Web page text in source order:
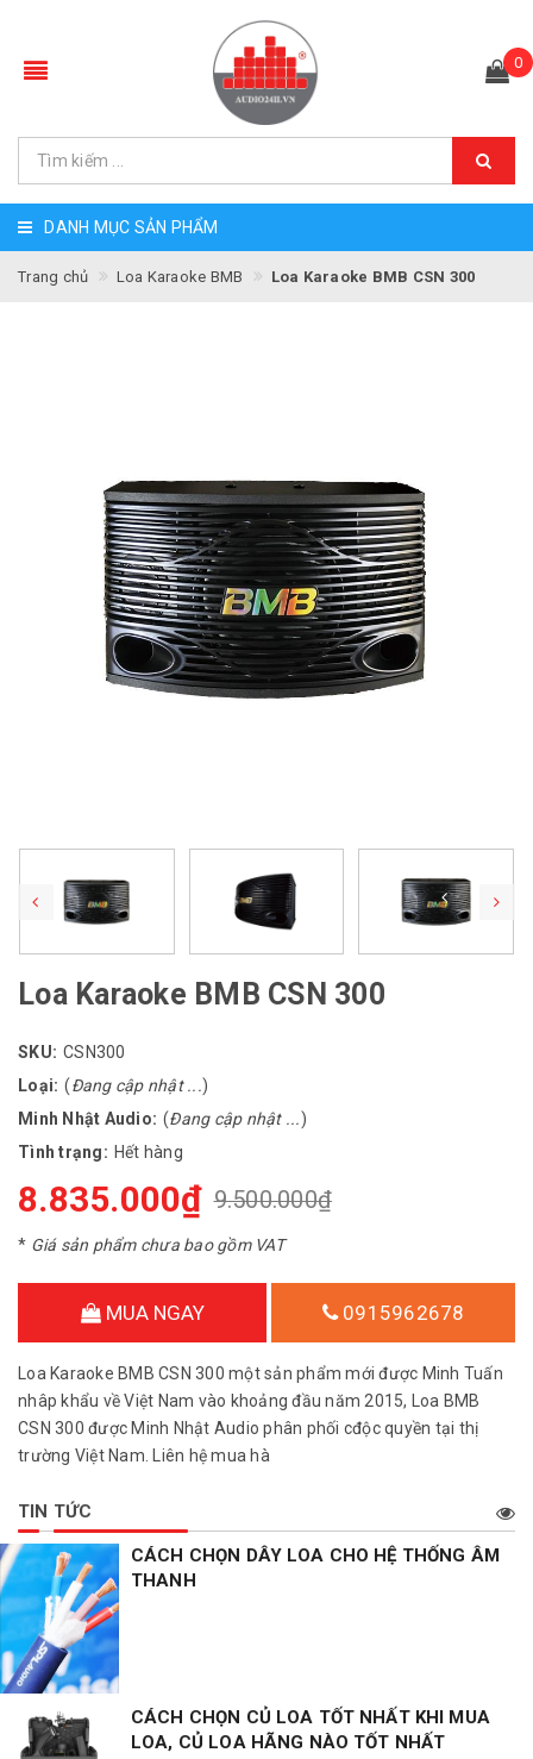
0
DANH MỤC SẢN PHẨM
Trang chủ Loa Karaoke BMB Loa Karaoke BMB CSN 300
Loa Karaoke BMB CSN 300
SKU: CSN300
Loại: (Đang cập nhật ...)
Minh Nhật Audio: (Đang cập nhật ...)
Tình trạng: Hết hàng
8.835.000₫ 9.500.000₫
* Giá sản phẩm chưa bao gồm VAT
MUA NGAY 0915962678
Loa Karaoke BMB CSN 300 một sản phẩm mới được Minh Tuấn
nhâp khẩu về Việt Nam vào khoảng đầu năm 2015, Loa BMB
CSN 300 được Minh Nhật Audio phân phối cđộc quyền tại thị
trường Việt Nam. Liên hệ mua hà
TIN TỨC
CÁCH CHỌN DÂY LOA CHO HỆ THỐNG ÂM
THANH
CÁCH CHỌN CỦ LOA TỐT NHẤT KHI MUA
LOA, CỦ LOA HÃNG NÀO TỐT NHẤT